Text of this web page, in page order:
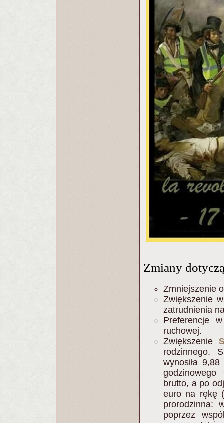
Zmiany
Zmniejszenie
Zwiększenie
zatrudnienia
Preferencje
ruchowej.
Zwiększenie
rodzinnego.
wynosiła
brutto, a po
euro na rękę
prorodzinna:
poprzez